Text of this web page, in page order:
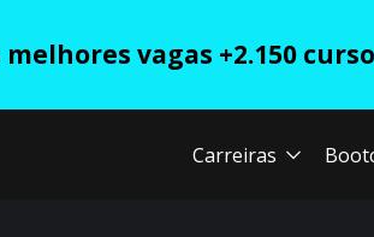
melhores vagas +2.150
Carreiras